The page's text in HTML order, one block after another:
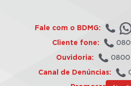
Fale com o BDMG:
Cliente fone:
Ouvidoria: 0800
Canal de Denúncias: